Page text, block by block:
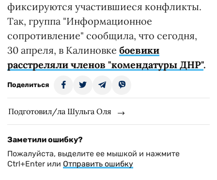
фиксируются участившиеся конфликты.
Так, группа "Информационное
сопротивление" сообщила, что сегодня,
30 апреля, в Калиновке боевики
расстреляли членов "комендатуры ДНР".
Поделиться
Подготовил/ла Шульга Оля
Заметили ошибку?
Пожалуйста, выделите ее мышкой и нажмите
Ctrl+Enter или Отправить ошибку